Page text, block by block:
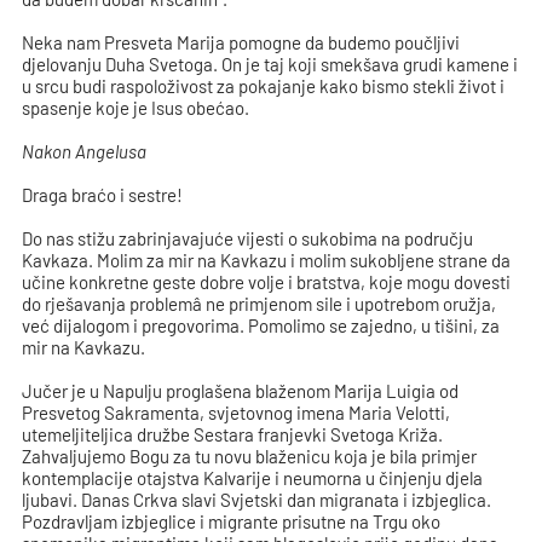
Neka nam Presveta Marija pomogne da budemo poučljivi
djelovanju Duha Svetoga. On je taj koji smekšava grudi kamene i
u srcu budi raspoloživost za pokajanje kako bismo stekli život i
spasenje koje je Isus obećao.
Nakon Angelusa
Draga braćo i sestre!
Do nas stižu zabrinjavajuće vijesti o sukobima na području
Kavkaza. Molim za mir na Kavkazu i molim sukobljene strane da
učine konkretne geste dobre volje i bratstva, koje mogu dovesti
do rješavanja problemâ ne primjenom sile i upotrebom oružja,
već dijalogom i pregovorima. Pomolimo se zajedno, u tišini, za
mir na Kavkazu.
Jučer je u Napulju proglašena blaženom Marija Luigia od
Presvetog Sakramenta, svjetovnog imena Maria Velotti,
utemeljiteljica družbe Sestara franjevki Svetoga Križa.
Zahvaljujemo Bogu za tu novu blaženicu koja je bila primjer
kontemplacije otajstva Kalvarije i neumorna u činjenju djela
ljubavi. Danas Crkva slavi Svjetski dan migranata i izbjeglica.
Pozdravljam izbjeglice i migrante prisutne na Trgu oko